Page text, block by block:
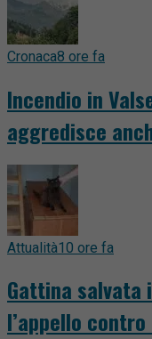
Cronaca8 ore fa
Incendio in
aggredisce
Attualità10 ore fa
Gattina salvata
l’appello